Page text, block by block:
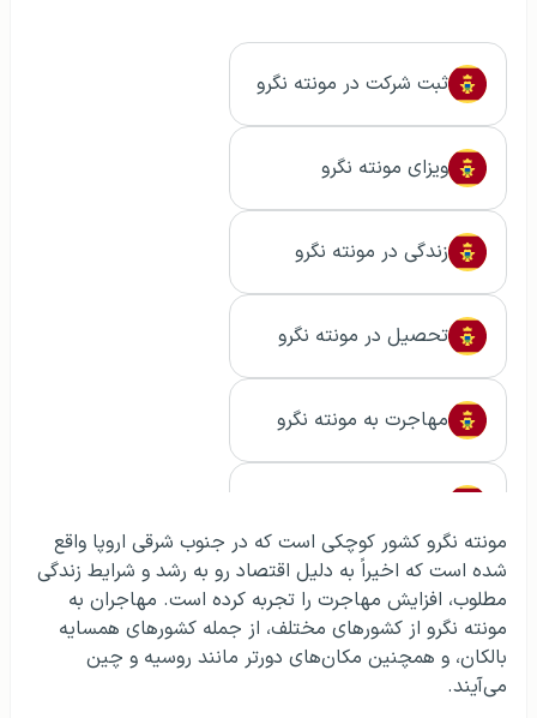
ثبت شرکت در مونته نگرو
ویزای مونته نگرو
زندگی در مونته نگرو
تحصیل در مونته نگرو
مهاجرت به مونته نگرو
مونته نگرو کشور کوچکی است که در جنوب شرقی اروپا واقع
شده است که اخیراً به دلیل اقتصاد رو به رشد و شرایط زندگی
مطلوب، افزایش مهاجرت را تجربه کرده است. مهاجران به
مونته نگرو از کشورهای مختلف، از جمله کشورهای همسایه
بالکان، و همچنین مکان‌های دورتر مانند روسیه و چین
می‌آیند.